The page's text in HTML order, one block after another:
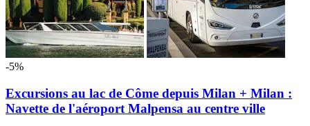
-5%
Excursions au lac de Côme depuis Milan + Milan :
Navette de l'aéroport Malpensa au centre ville